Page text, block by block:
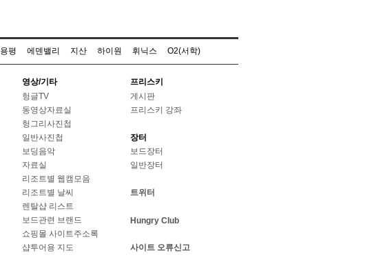
용평 에덴밸리 지산 하이원 휘닉스 O2(서학)
영상/기타
프리스키
헝글TV
게시판
동영상자료실
프리스키 강좌
헝그리사진첩
일반사진첩
장터
보딩음악
보드장터
자료실
일반장터
리조트별 웹캠모음
리조트별 날씨
트위터
렌탈샵 리스트
보드관련 브랜드
Hungry Club
쇼핑몰 사이트주소록
샵투어용 지도
사이트 오류신고